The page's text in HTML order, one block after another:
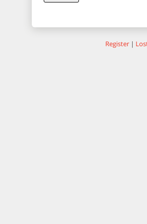
Register |